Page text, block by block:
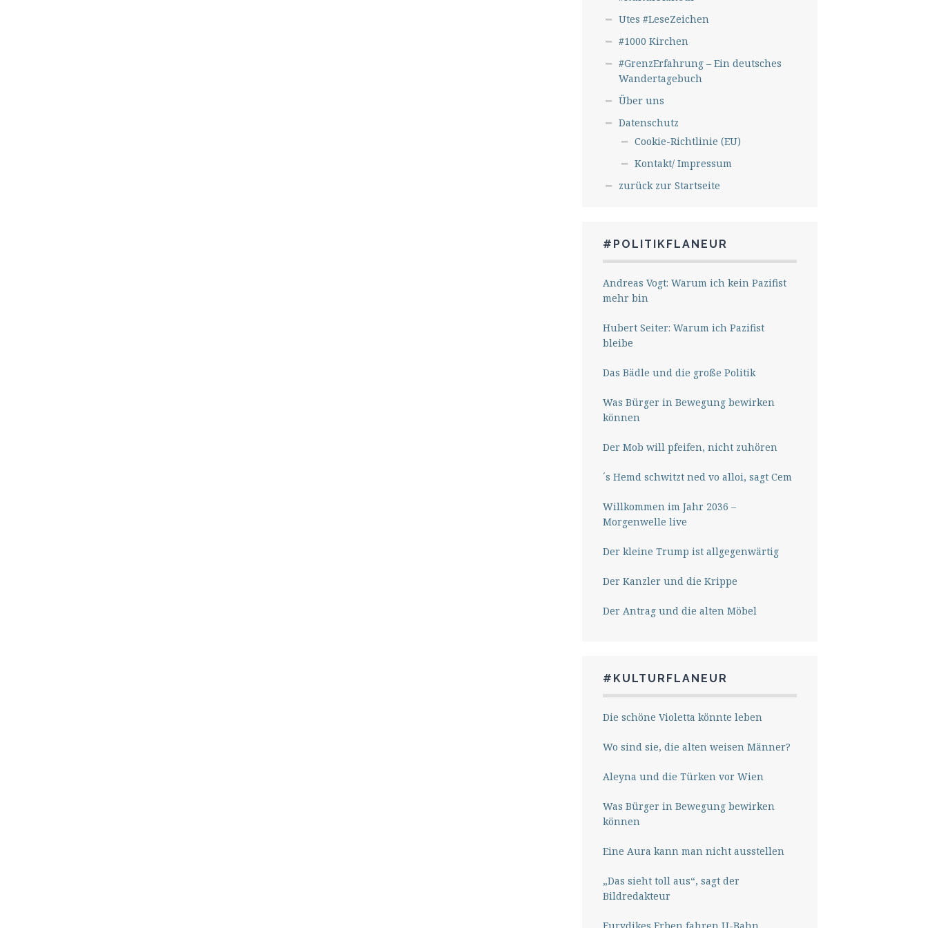
Utes #LeseZeichen
#1000 Kirchen
#GrenzErfahrung – Ein deutsches
Wandertagebuch
Über uns
Datenschutz
Cookie-Richtlinie (EU)
Kontakt/ Impressum
zurück zur Startseite
#POLITIKFLANEUR
Andreas Vogt: Warum ich kein Pazifist
mehr bin
Hubert Seiter: Warum ich Pazifist
bleibe
Das Bädle und die große Politik
Was Bürger in Bewegung bewirken
können
Der Mob will pfeifen, nicht zuhören
´s Hemd schwitzt ned vo alloi, sagt Cem
Willkommen im Jahr 2036 –
Morgenwelle live
Der kleine Trump ist allgegenwärtig
Der Kanzler und die Krippe
Der Antrag und die alten Möbel
#KULTURFLANEUR
Die schöne Violetta könnte leben
Wo sind sie, die alten weisen Männer?
Aleyna und die Türken vor Wien
Was Bürger in Bewegung bewirken
können
Eine Aura kann man nicht ausstellen
„Das sieht toll aus“, sagt der
Bildredakteur